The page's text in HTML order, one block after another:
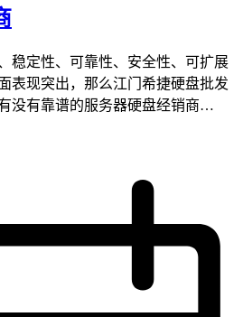
稳定性、可靠性、安全性、可扩展
表现突出，那么江门希捷硬盘批发
没有靠谱的服务器硬盘经销商…